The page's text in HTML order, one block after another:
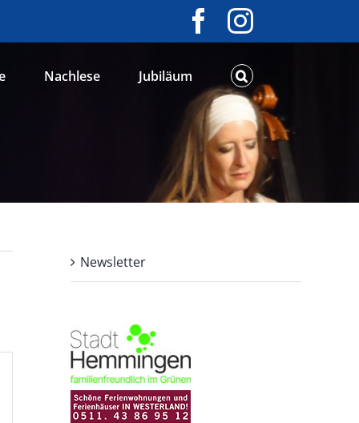
Facebook
Instagram
Nachlese Jubiläum
Newsletter